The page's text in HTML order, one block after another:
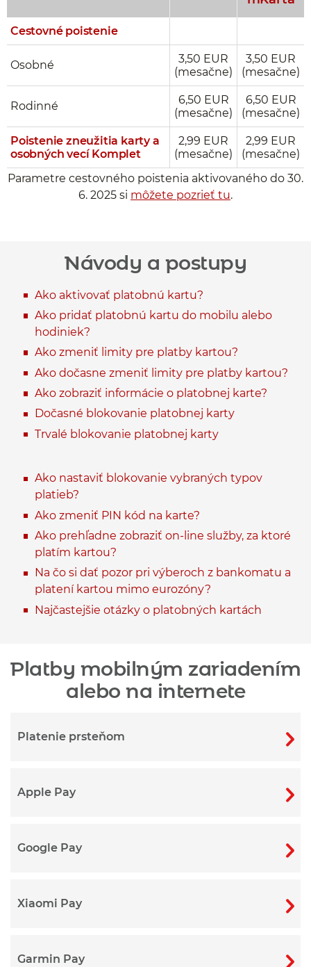
Cestovné poistenie
Osobné
3,50 EUR
(mesačne)
3,50 EUR
(mesačne)
Rodinné
6,50 EUR
(mesačne)
6,50 EUR
(mesačne)
Poistenie zneužitia kartya
osobných vecí Komplet
2,99 EUR
(mesačne)
2,99 EUR
(mesačne)
Parametre cestovného poistenia aktivovaného do 30.
6. 2025 si môžete pozrieť tu.
Návody a postupy
Ako aktivovať platobnú kartu?
Ako pridať platobnú kartu do mobilu alebo
hodiniek?
Ako zmeniť limity pre platby kartou?
Ako dočasne zmeniť limity pre platby kartou?
Ako zobraziť informácie o platobnej karte?
Dočasné blokovanie platobnej karty
Trvalé blokovanie platobnej karty
Ako nastaviť blokovanie vybraných typov
platieb?
Ako zmeniť PIN kód na karte?
Ako prehľadne zobraziť on-line služby, za ktoré
platím kartou?
Na čo si dať pozor pri výberoch z bankomatu a
platení kartou mimo eurozóny?
Najčastejšie otázky o platobných kartách
Platby mobilným zariadením
alebo na internete
Platenie prsteňom
Apple Pay
Google Pay
Xiaomi Pay
Garmin Pay